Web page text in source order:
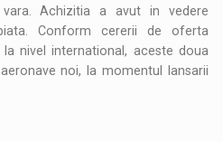
Achizitia a avut in vedere
Conform cererii de oferta
nivel international, aceste doua
noi, la momentul lansarii